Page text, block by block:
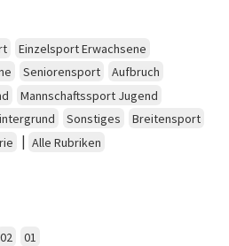
Einzelsport Erwachsene
Seniorensport
Aufbruch
Mannschaftssport Jugend
Sonstiges
Breitensport
| Alle Rubriken
02 01